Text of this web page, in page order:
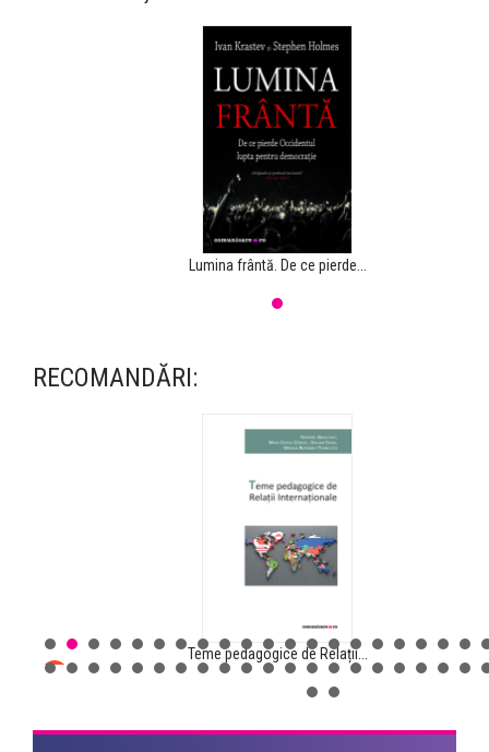
Lumina frântă. De ce pierde...
RECOMANDĂRI:
Teme pedagogice de Relații...